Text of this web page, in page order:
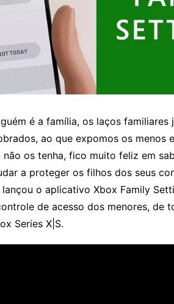
é a família, os laços familiares
ao que expomos os menos
os tenha, fico muito feliz em
a proteger os filhos dos seus
o aplicativo Xbox Family
de acesso dos menores, de
Series X|S.